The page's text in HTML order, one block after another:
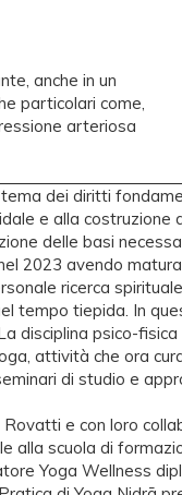
anche in un
particolari come,
arteriosa
dei diritti
e alla
delle basi
2023 avendo
ricerca
tempo tiepida. In
disciplina psico-
attività che ora
di studio e
e con loro
alla scuola di
Yoga Wellness